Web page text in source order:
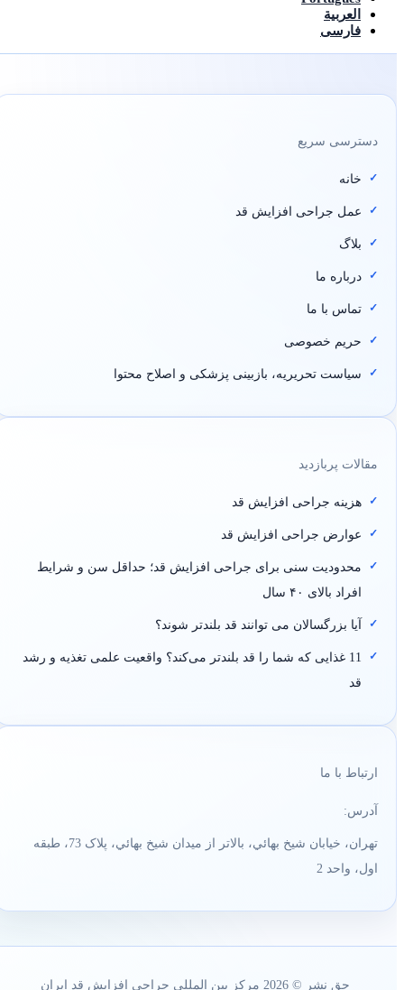
العربیة
فارسی
دسترسی سریع
خانه
عمل جراحی افزایش قد
بلاگ
درباره ما
تماس با ما
حریم خصوصی
سیاست تحریریه، بازبینی پزشکی و اصلاح محتوا
مقالات پربازدید
هزینه جراحی افزایش قد
عوارض جراحی افزایش قد
محدودیت سنی برای جراحی افزایش قد؛ حداقل سن و شرایط
افراد بالای ۴۰ سال
آیا بزرگسالان می توانند قد بلندتر شوند؟
11 غذایی که شما را قد بلندتر می‌کند؟ واقعیت علمی تغذیه و رشد
قد
ارتباط با ما
آدرس:
تهران، خيابان شيخ بهائي، بالاتر از ميدان شيخ بهائي، پلاک 73، طبقه
اول، واحد 2
حق نشر © 2026 مرکز بین المللی جراحی افزایش قد ایران